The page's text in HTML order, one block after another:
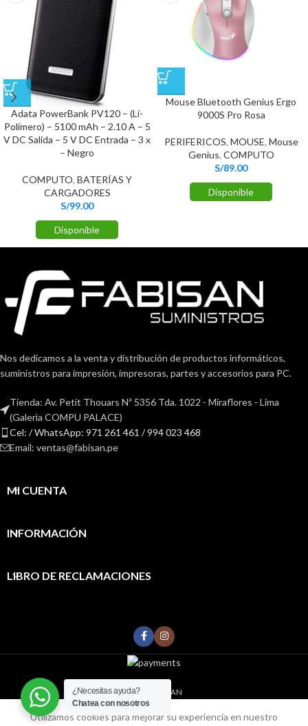
Adata PowerBank PV120 – (Li-
Polímero) – 5100 mAh – 2.10 A – 5
V DC Salida – 5 V DC Entrada – 3 x
– Negro
COMPUTO, BATERÍAS Y
CARGADORES
S/99.00
Disponible
Mouse Bluetooth Genius Ergo
9000S Pro Rosa
PERIFERICOS, MOUSE, Mouse
Genius, COMPUTO
S/89.00
Disponible
Nos dedicamos a la venta y distribución de productos informáticos,
suministros para impresión, impresoras, partes y accesorios para PC.
Tienda: Av. Petit Thouars Nª 5356 Tda. 1022 - Miraflores - Lima
(Galerìa COMPU PALACE)
Cel: / WhatsApp: 971 261 461 / 994 023 468
Email: ventas@fabisan.pe
MI CUENTA
INFORMACIÓN
LIBRO DE RECLAMACIONES
2022 FABISAN
Utilizamos cookies para mejorar su experiencia en nuestro
¿Necesitas ayuda?
Chatea con nosotros
0